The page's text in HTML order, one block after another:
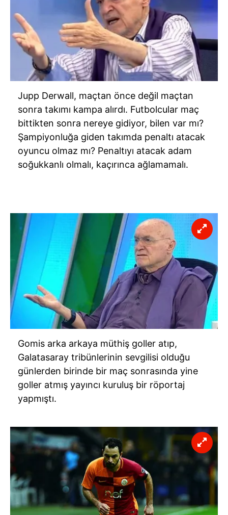
Jupp Derwall, maçtan önce değil maçtan
sonra takımı kampa alırdı. Futbolcular maç
bittikten sonra nereye gidiyor, bilen var mı?
Şampiyonluğa giden takımda penaltı atacak
oyuncu olmaz mı? Penaltıyı atacak adam
soğukkanlı olmalı, kaçırınca ağlamamalı.
​Gomis arka arkaya müthiş goller atıp,
Galatasaray tribünlerinin sevgilisi olduğu
günlerden birinde bir maç sonrasında yine
goller atmış yayıncı kuruluş bir röportaj
yapmıştı.